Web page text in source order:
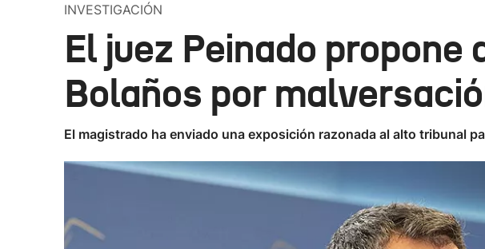
INVESTIGACIÓN
El juez Peinado
Bolaños por
El magistrado ha enviado una exposición razonada al alto tribunal